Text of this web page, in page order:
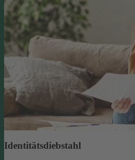
Identitätsdiebstahl